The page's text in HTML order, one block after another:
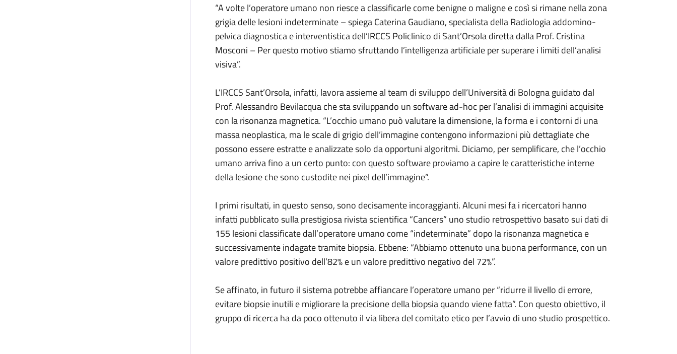
“A volte l’operatore umano non riesce a classificarle come benigne o maligne e così si rimane nella zona
grigia delle lesioni indeterminate – spiega Caterina Gaudiano, specialista della Radiologia addomino-
pelvica diagnostica e interventistica dell’IRCCS Policlinico di Sant’Orsola diretta dalla Prof. Cristina
Mosconi – Per questo motivo stiamo sfruttando l’intelligenza artificiale per superare i limiti dell’analisi
visiva”.
L’IRCCS Sant’Orsola, infatti, lavora assieme al team di sviluppo dell’Università di Bologna guidato dal
Prof. Alessandro Bevilacqua che sta sviluppando un software ad-hoc per l’analisi di immagini acquisite
con la risonanza magnetica. “L’occhio umano può valutare la dimensione, la forma e i contorni di una
massa neoplastica, ma le scale di grigio dell’immagine contengono informazioni più dettagliate che
possono essere estratte e analizzate solo da opportuni algoritmi. Diciamo, per semplificare, che l’occhio
umano arriva fino a un certo punto: con questo software proviamo a capire le caratteristiche interne
della lesione che sono custodite nei pixel dell’immagine”.
I primi risultati, in questo senso, sono decisamente incoraggianti. Alcuni mesi fa i ricercatori hanno
infatti pubblicato sulla prestigiosa rivista scientifica “Cancers” uno studio retrospettivo basato sui dati di
155 lesioni classificate dall’operatore umano come “indeterminate” dopo la risonanza magnetica e
successivamente indagate tramite biopsia. Ebbene: “Abbiamo ottenuto una buona performance, con un
valore predittivo positivo dell’82% e un valore predittivo negativo del 72%”.
Se affinato, in futuro il sistema potrebbe affiancare l’operatore umano per “ridurre il livello di errore,
evitare biopsie inutili e migliorare la precisione della biopsia quando viene fatta”. Con questo obiettivo, il
gruppo di ricerca ha da poco ottenuto il via libera del comitato etico per l’avvio di uno studio prospettico.